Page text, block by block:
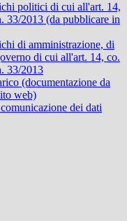
politici di cui all'art. 14,
33/2013 (da pubblicare in
di amministrazione, di
di cui all'art. 14, co.
33/2013
(documentazione da
web)
dei dati